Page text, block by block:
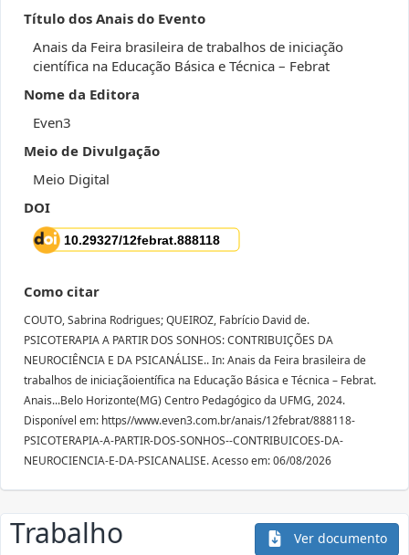
Título dos Anais do Evento
Anais da Feira brasileira de trabalhos de iniciação
científica na Educação Básica e Técnica – Febrat
Nome da Editora
Even3
Meio de Divulgação
Meio Digital
DOI
Como citar
COUTO, Sabrina Rodrigues; QUEIROZ, Fabrício David de.
PSICOTERAPIA A PARTIR DOS SONHOS: CONTRIBUIÇÕES DA
NEUROCIÊNCIA E DA PSICANÁLISE.. In: Anais da Feira brasileira de
trabalhos de iniciaçãoientífica na Educação Básica e Técnica – Febrat.
Anais...Belo Horizonte(MG) Centro Pedagógico da UFMG, 2024.
Disponível em: https//www.even3.com.br/anais/12febrat/888118-
PSICOTERAPIA-A-PARTIR-DOS-SONHOS--CONTRIBUICOES-DA-
NEUROCIENCIA-E-DA-PSICANALISE. Acesso em: 06/08/2026
Trabalho Ver documento